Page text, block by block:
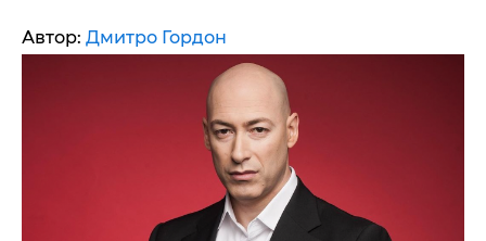
Автор: Дмитро Гордон